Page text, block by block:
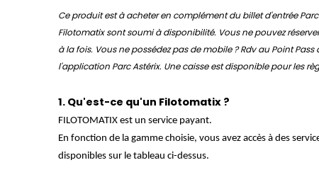
Ce produit est à acheter en complément du billet d'entrée
Filotomatix sont soumi à disponibilité. Vous ne pouvez
à la fois. Vous ne possédez pas de mobile ? Rdv au Point
l'application Parc Astérix. Une caisse est disponible pour les
1. Qu'est-ce qu'un Filotomatix ?
FILOTOMATIX est un service payant.
En fonction de la gamme choisie, vous avez accès à des
disponibles sur le tableau ci-dessus.